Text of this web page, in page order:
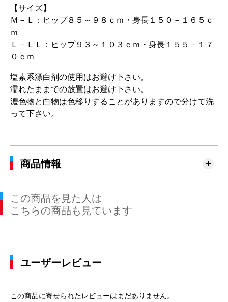
【サイズ】
Ｍ－Ｌ：ヒップ８５～９８ｃｍ・身長１５０－１６５ｃ
ｍ
Ｌ－ＬＬ：ヒップ９３～１０３ｃｍ・身長１５５－１７
０ｃｍ
塩素系漂白剤の使用はお避け下さい。
濡れたままでの放置はお避け下さい。
濃色物と白物は色移りすることがありますので分けて洗
って下さい。
商品情報
この商品を見た人は
こちらの商品も見ています
ユーザーレビュー
この商品に寄せられたレビューはまだありません。